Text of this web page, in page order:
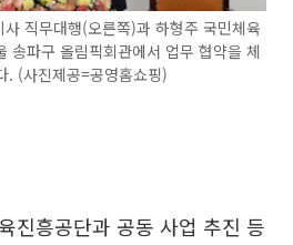
직무대행(오른쪽)과 하형주 국민체육
송파구 올림픽회관에서 업무 협약을 체
. (사진제공=공영홈쇼핑)
진흥공단과 공동 사업 추진 등